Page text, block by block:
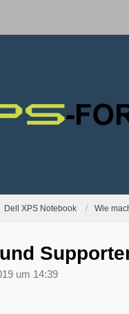
Dell XPS Notebook Wie
um 14:39